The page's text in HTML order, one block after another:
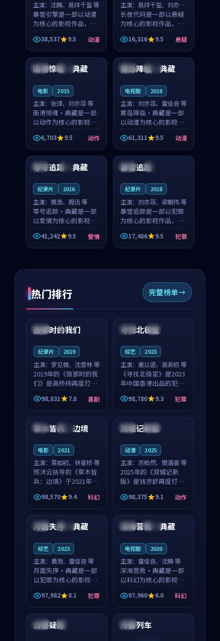
主演： 沈腾、易烊千玺 等
暴雪引擎是一部以动漫
为核心的影视作品，围
绕危机、反转与人物成
长展开，整体节奏紧
凑，值得推荐观看。
38,537 9.5 动漫
主演： 易烊千玺、刘亦菲
等
长夜代码是一部以悬疑
为核心的影视作品，围
绕危机、反转与人物成
长展开，整体节奏紧
凑，值得推荐观看。
16,316 9.5 悬疑
美国 独播
南港惊魂·典藏
电影 2015
主演： 张译、刘亦菲 等
南港惊魂·典藏是一部
以动作为核心的影视作
品，围绕危机、反转与
人物成长展开，整体节
奏紧凑，值得推荐观
看。
6,703 9.5 动作
中国 杜比
雾岛降临·典藏
电视剧 2018
主演： 刘亦菲、雷佳音 等
雾岛降临·典藏是一部
以动漫为核心的影视作
品，围绕危机、反转与
人物成长展开，整体节
奏紧凑，值得推荐观
看。
61,311 9.5 动漫
英国 4K
零号追踪·典藏
纪录片 2016
主演： 黄渤、周迅 等
零号追踪·典藏是一部
以爱情为核心的影视作
品，围绕危机、反转与
人物成长展开，整体节
奏紧凑，值得推荐观
41,242 9.5 爱情
中国 高分
暴雪追踪
纪录片 2018
主演： 刘亦菲、梁朝伟 等
暴雪追踪是一部以犯罪
为核心的影视作品，围
绕危机、反转与人物成
长展开，整体节奏紧
凑，值得推荐观看。
17,486 9.5 犯罪
热门排行 完整榜单
中国 4K
99:22
致那时的我们
纪录片 2019
主演： 罗见微、沈意林 等
2019年的《致那时的我
们》是高桥纯再度打磨
的喜剧佳作。中国大陆
的取景与都市寓言的氛
围相互成就，罗见微与
沈意林的对手戏自然克
制，让整部影片在悬
98,831 7.8 喜剧
中国 4K
99:18
寻找北极星
综艺 2023
主演： 谢以诺、高若初 等
《寻找北极星》是2023
年中国香港出品的犯罪
新作，主创团队希望用
公路冒险的故事让观众
停下来想一想。谢以诺
领衔，高若初担任重要
角色，戚南柯的叙事
98,780 9.3 犯罪
泰国 独播
草木皆兵：边境
电影 2021
主演： 莫如初、林星桥 等
邢沐云执导的《草木皆
兵：边境》于2021年面
世，泰国的城市气质与
校园青春的人物心境共
同构筑了影片基调。莫
如初、林星桥用细腻的
表演撑起整部科幻电
98,570 9.4 科幻
中国 独播
双城记新版
动漫 2025
主演： 苏柏然、樊清晏 等
2025年的《双城记新
版》是钱亦舒再度打磨
的动作佳作。中国大陆
的取景与沙漠探险的氛
围相互成就，苏柏然与
樊清晏的对手戏自然克
制，让整部影片在悬念
98,375 9.1 动作
中国 完结
月面失序·典藏
综艺 2023
主演： 黄渤、雷佳音 等
月面失序·典藏是一部
以犯罪为核心的影视作
品，围绕危机、反转与
人物成长展开，整体节
奏紧凑，值得推荐观
看。
97,982 8.1 犯罪
中国 高分
深海营救·典藏
电视剧 2020
主演： 雷佳音、沈腾 等
深海营救·典藏是一部
以科幻为核心的影视作
品，围绕危机、反转与
人物成长展开，整体节
奏紧凑，值得推荐观
看。
97,960 6.0 科幻
泰国 独播
白昼疑踪
泰国
月面列车